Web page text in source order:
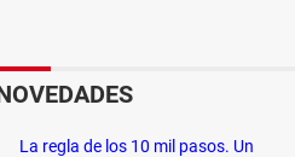
tarjetas de visita,
Simplemente elige qué
color o estilo que prefieras para
sociales. En su biblioteca
La regla de los 10 mil pasos. Un